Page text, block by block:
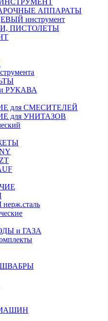
АППАРАТЫ
инструмент
ПИСТОЛЕТЫ
РУКАВА
для СМЕСИТЕЛЕЙ
для УНИТАЗОВ
и ГАЗА